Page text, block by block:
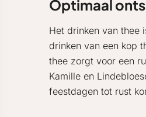
Optimaal
Het drinken van thee
drinken van een kop
thee zorgt voor een
Kamille en
feestdagen tot rust